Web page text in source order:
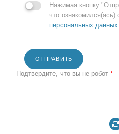
Нажимая кнопку
что ознакомился(ась)
персональных
ОТПРАВИТЬ
Подтвердите, что вы не робот *